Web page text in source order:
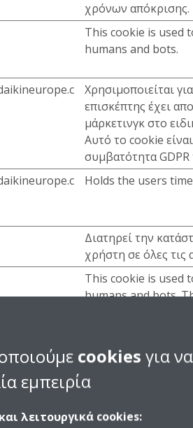
χρόνων απόκρισης.
This cookie is used
humans and bots.
Χρησιμοποιείται
επισκέπτης έχει
μάρκετινγκ στο
Αυτό το cookie
συμβατότητα
Holds the users
Διατηρεί την
χρήστη σε όλες τις
This cookie is used
humans and bots.
This cookie is used
humans and bots.
cookies για
εμπειρία
λειτουργικά cookies: